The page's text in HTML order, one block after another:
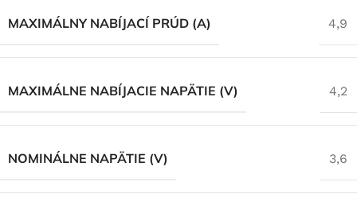
MAXIMÁLNY NABÍJACÍ PRÚD (A) 4,9
MAXIMÁLNE NABÍJACIE NAPÄTIE (V) 4,2
NOMINÁLNE NAPÄTIE (V) 3,6